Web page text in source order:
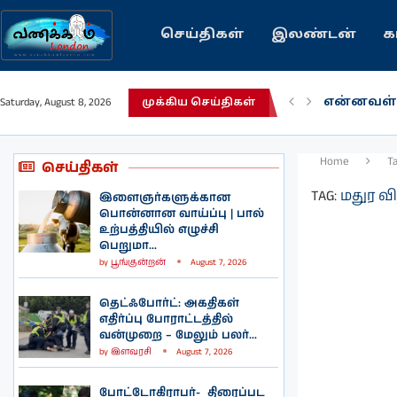
செய்திகள் இலண்டன்
Saturday, August 8, 2026 முக்கிய செய்திகள்
என்னவள்!
செய்திகள்
இளைஞர்களுக்கான
பொன்னான வாய்ப்பு | பால்
உற்பத்தியில் எழுச்சி
பெறுமா...
by பூங்குன்றன் August 7, 2026
தெட்ஃபோர்ட்: அகதிகள்
எதிர்ப்பு போராட்டத்தில்
வன்முறை – மேலும் பலர்...
by இளவரசி August 7, 2026
போட்டோகிராபர்- ‌ திரைப்பட
Home
TAG: மதுர